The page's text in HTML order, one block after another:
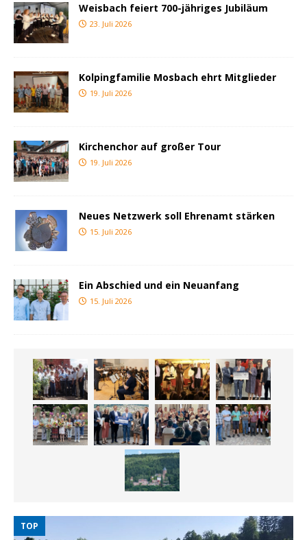
Weisbach feiert 700-jähriges Jubiläum
23. Juli 2026
Kolpingfamilie Mosbach ehrt Mitglieder
19. Juli 2026
Kirchenchor auf großer Tour
19. Juli 2026
Neues Netzwerk soll Ehrenamt stärken
15. Juli 2026
Ein Abschied und ein Neuanfang
15. Juli 2026
TOP